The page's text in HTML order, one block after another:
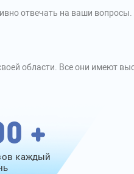
отвечать на ваши вопросы.
области. Все они имеют
+
каждый